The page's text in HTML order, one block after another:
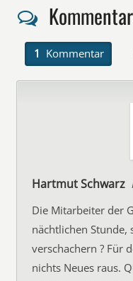
1 Kommentar
Hartmut Schwarz
Die Mitarbeiter der
nächtlichen Stunde,
verschachern ? Für
nichts Neues raus.